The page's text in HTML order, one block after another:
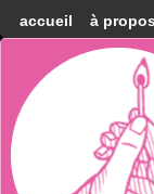
accueil à propos